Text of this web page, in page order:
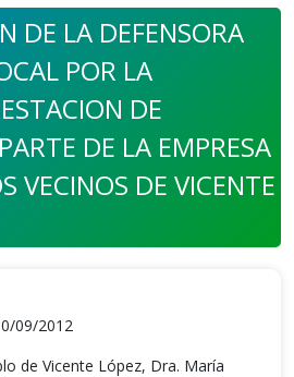
DE LA DEFENSORA
POR LA
DE
DE LA EMPRESA
VECINOS DE VICENTE
09/2012
de Vicente López, Dra. María